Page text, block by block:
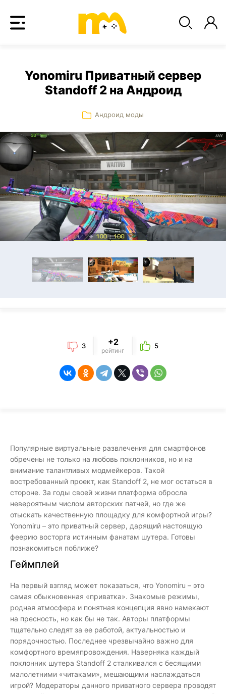
Yonomiru Приватный сервер
Standoff 2 на Андроид
Андроид моды
3 +2
рейтинг
5
Популярные виртуальные развлечения для смартфонов
обречены не только на любовь поклонников, но и на
внимание талантливых модмейкеров. Такой
востребованный проект, как Standoff 2, не мог остаться в
стороне. За годы своей жизни платформа обросла
невероятным числом авторских патчей, но где же
отыскать качественную площадку для комфортной игры?
Yonomiru – это приватный сервер, дарящий настоящую
феерию восторга истинным фанатам шутера. Готовы
познакомиться поближе?
Геймплей
На первый взгляд может показаться, что Yonomiru – это
самая обыкновенная «приватка». Знакомые режимы,
родная атмосфера и понятная концепция явно намекают
на пресность, но как бы не так. Авторы платформы
тщательно следят за ее работой, актуальностью и
порядочностью. Последнее чрезвычайно важно для
комфортного времяпровождения. Наверняка каждый
поклонник шутера Standoff 2 сталкивался с бесящими
малолетними «читаками», мешающими наслаждаться
игрой? Модераторы данного приватного сервера проводят